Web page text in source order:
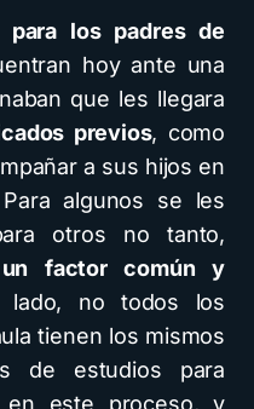
para los padres de
hoy ante una
que les llegara
previos, como
a sus hijos en
algunos se les
otros no tanto,
factor común y
no todos los
tienen los mismos
de estudios para